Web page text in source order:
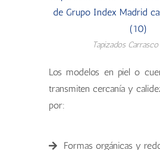
Tapizados Carrasco
Los modelos en piel o
transmiten cercanía y
por:
Formas orgánicas y